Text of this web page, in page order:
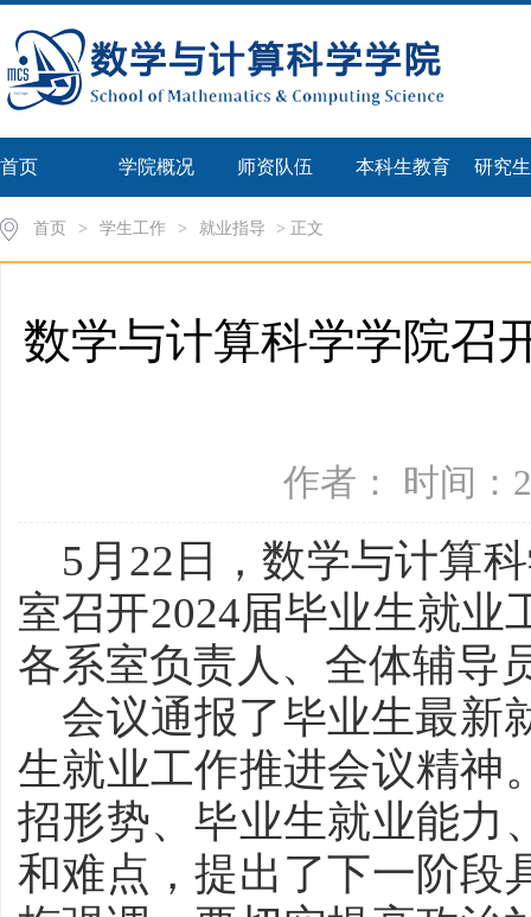
首页 学院概况 师资队伍 本科生教育 研究
首页 > 学生工作 > 就业指导 > 正文
数学与计算科学学院召
作者： 时间：
5月22日，数学与计算
室召开2024届毕业生就
各系室负责人、全体辅导
会议通报了毕业生最新
生就业工作推进会议精神
招形势、毕业生就业能力
和难点，提出了下一阶段